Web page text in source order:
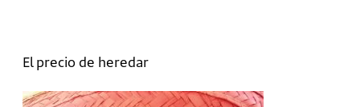
El precio de heredar